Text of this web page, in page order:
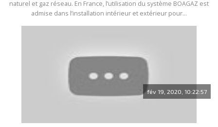
naturel et gaz réseau. En France, l’utilisation du système BOAGAZ est
admise dans l’installation intérieur et extérieur pour...
fév 19, 2020, 10:22:57